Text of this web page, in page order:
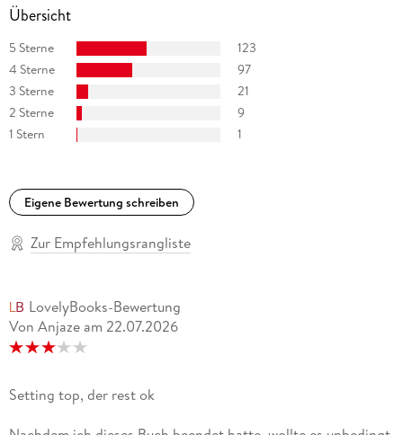
» Fünf Sommer mit dir ist Sommer pur, voller Sehnsucht und
Übersicht
5 Sterne
123
4 Sterne
97
3 Sterne
21
2 Sterne
9
1 Stern
1
Eigene Bewertung schreiben
Zur Empfehlungsrangliste
LovelyBooks-Bewertung
Von Anjaze am 22.07.2026
Setting top, der rest ok